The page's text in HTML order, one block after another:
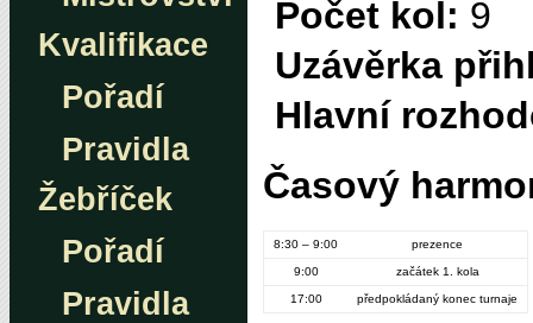
Kvalifikace
Pořadí
Pravidla
Žebříček
Pořadí
Pravidla
Počet kol: 9
Uzávěrka
Hlavní
Časový
8:30 – 9:00 prezence
9:00 začátek 1. kola
17:00 předpokládaný konec turnaje